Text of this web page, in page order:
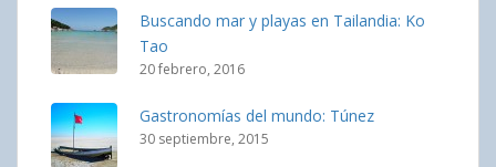
Buscando mar y playas en Tailandia: Ko
Tao
20 febrero, 2016
Gastronomías del mundo: Túnez
30 septiembre, 2015